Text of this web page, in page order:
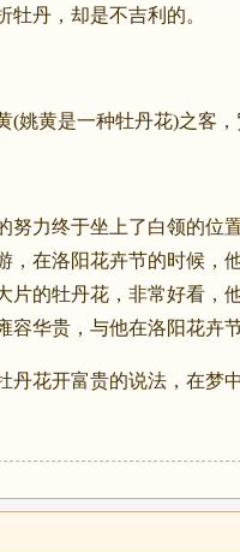
丹，却是不吉利的。
黄是一种牡丹花)之客，
力终于坐上了白领的位
，在洛阳花卉节的时候，
片的牡丹花，非常好看，
容华贵，与他在洛阳花卉
花开富贵的说法，在梦